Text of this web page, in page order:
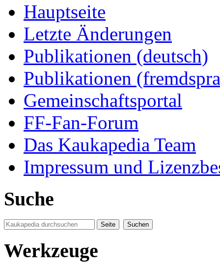
Hauptseite
Letzte Änderungen
Publikationen (deutsch)
Publikationen
Gemeinschaftsportal
FF-Fan-Forum
Das Kaukapedia Team
Impressum und
Suche
Werkzeuge